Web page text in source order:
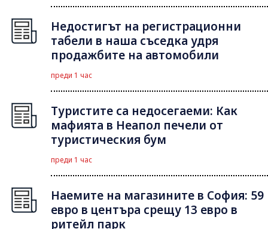
Недостигът на регистрационни
табели в наша съседка удря
продажбите на автомобили
преди 1 час
Туристите са недосегаеми: Как
мафията в Неапол печели от
туристическия бум
преди 1 час
Наемите на магазините в София: 59
евро в центъра срещу 13 евро в
ритейл парк